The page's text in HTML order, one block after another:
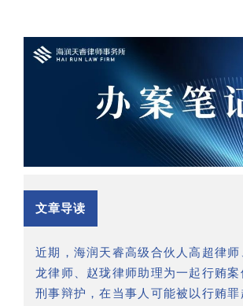
文章导读
近期，海润天睿高级合伙人高超律
龙律师、赵珑律师助理为一起行贿
刑事辩护，在当事人可能被以行贿